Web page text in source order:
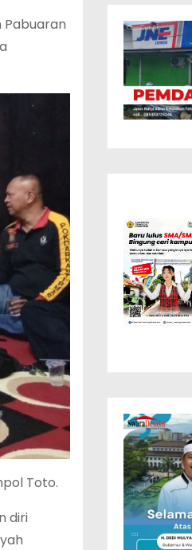
Pabuaran
Toto.
diri